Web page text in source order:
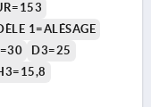
1=ALÉSAGE
D3=25